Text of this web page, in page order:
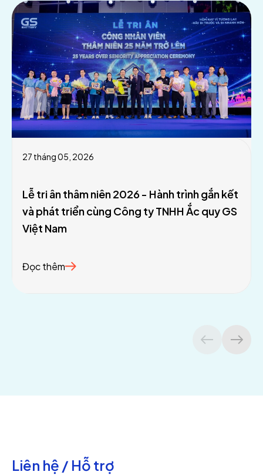
27 tháng 05, 2026
Lễ tri ân thâm niên 2026 - Hành trình gắn kết
và phát triển cùng Công ty TNHH Ắc quy GS
Việt Nam
Đọc thêm
Liên hệ / Hỗ trợ